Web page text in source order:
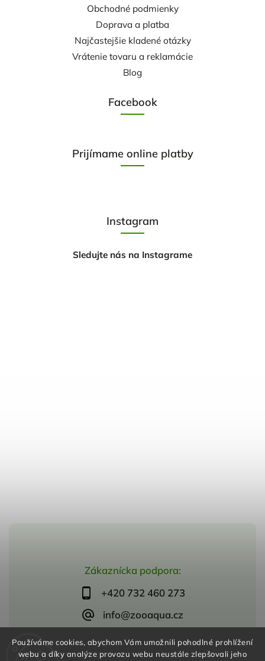
Používáme cookies, abychom Vám umožnili pohodlné prohlížení
webu a díky analýze provozu webu neustále zlepšovali jeho
Zákaznícka podpora:
+420 732 460 273
info@zooaqua.cz
Obchodné podmienky
Doprava a platba
Najčastejšie kladené otázky
Vrátenie tovaru a reklamácie
Blog
Facebook
Prijímame online platby
Instagram
Sledujte nás na Instagrame